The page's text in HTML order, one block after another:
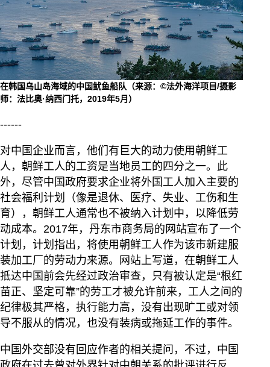
在韩国乌山岛海域的中国鱿鱼船队（来源：©法外海洋项目/摄影
师：法比奥·纳西门托，2019年5月）
------
对中国企业而言，他们有巨大的动力使用朝鲜工
人，朝鲜工人的工资是当地员工的四分之一。此
外，尽管中国政府要求企业将外国工人加入主要的
社会福利计划（像是退休、医疗、失业、工伤和生
育），朝鲜工人通常也不被纳入计划中，以降低劳
动成本。2017年，丹东市商务局的网站宣布了一个
计划，计划指出，将使用朝鲜工人作为该市新建服
装加工厂的劳动力来源。网站上写道，在朝鲜工人
抵达中国前会先经过政治审查，只有被认定是“根红
苗正、坚定可靠”的劳工才被允许前来，工人之间的
纪律极其严格，执行能力高，没有出现旷工或对领
导不服从的情况，也没有装病或拖延工作的事件。
中国外交部没有回应作者的相关提问，不过，中国